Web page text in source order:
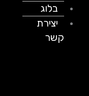
בלוג
יצירת
קשר